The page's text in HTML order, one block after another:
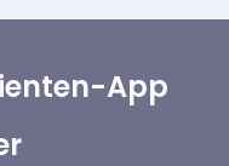
App